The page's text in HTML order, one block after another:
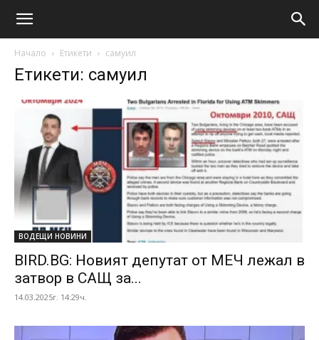
Начало Етикети самуил
Етикети: самуил
ВОДЕЩИ НОВИНИ
BIRD.BG: Новият депутат от МЕЧ лежал в
затвор в САЩ за...
14.03.2025г. 14:29ч.